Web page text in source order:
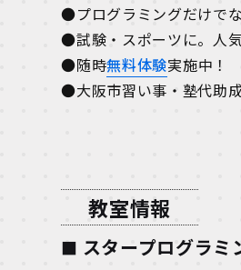
●プログラミングだけで
●試験・スポーツに。人
●随時無料体験実施中！
●大阪市習い事・塾代助
教室情報
スタープログラミ